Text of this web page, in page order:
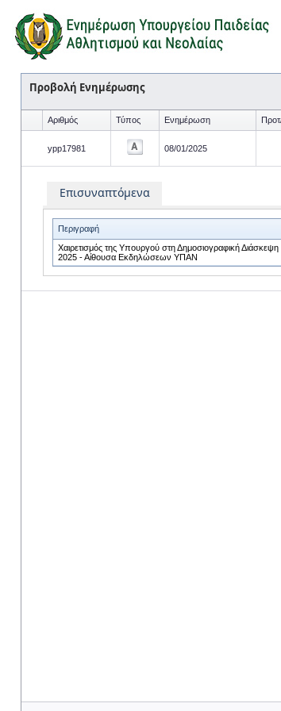
Προβολή Ενημέρωσης
Αριθμός Τύπος Ενημέρωση
ypp17981 08/01/2025
Επισυναπτόμενα
Περιγραφή
Χαιρετισμός της Υπουργού στη Δημοσιογραφική
2025 - Αίθουσα Εκδηλώσεων ΥΠΑΝ